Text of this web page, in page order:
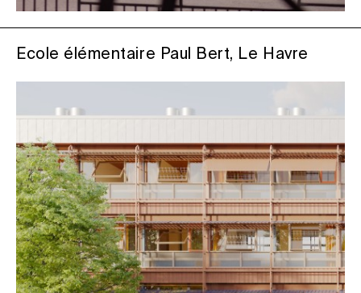
Ecole élémentaire Paul Bert, Le Havre